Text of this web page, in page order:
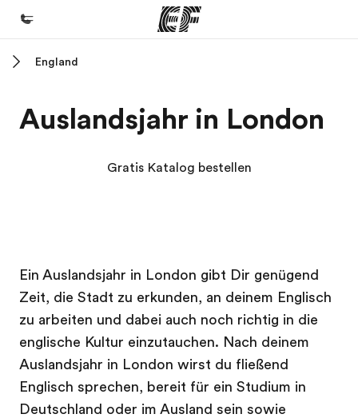
Programme
Wer wir sind
Karriere
Teil des Teams werden
England
Auslandsjahr in London
Gratis Katalog bestellen
Ein Auslandsjahr in London gibt Dir genügend
Zeit, die Stadt zu erkunden, an deinem Englisch
zu arbeiten und dabei auch noch richtig in die
englische Kultur einzutauchen. Nach deinem
Auslandsjahr in London wirst du fließend
Englisch sprechen, bereit für ein Studium in
Deutschland oder im Ausland sein sowie